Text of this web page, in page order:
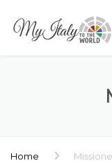
Home Missione